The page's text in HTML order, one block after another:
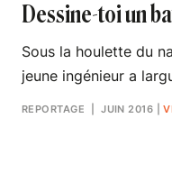
Dessine-toi un
Sous la houlette du
jeune ingénieur a
REPORTAGE | JUIN 2016 |